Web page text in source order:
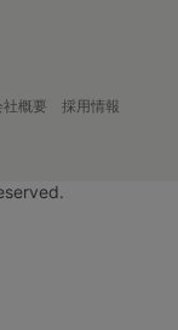
社概要
採用情報